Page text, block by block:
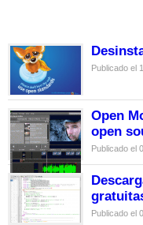
Publicado el
Open
open
Publicado el
Publicado el